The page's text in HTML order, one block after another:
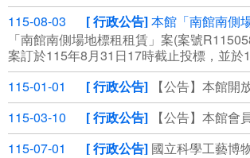
115-08-03
行政公告 本館「南館南側場地標租租賃」案(案號R115058)
「南館南側場地標租租賃」案(案號R115058)
案訂於115年8⽉31⽇17時截⽌投標，並於
115-01-01
行政公告
【公告】本館開放情
115-03-10
行政公告
【公告】本館會員年卡與貴
115-07-01
行政公告 國立科學工藝博物館